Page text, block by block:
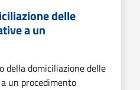
delle
a un
della domiciliazione delle
un procedimento